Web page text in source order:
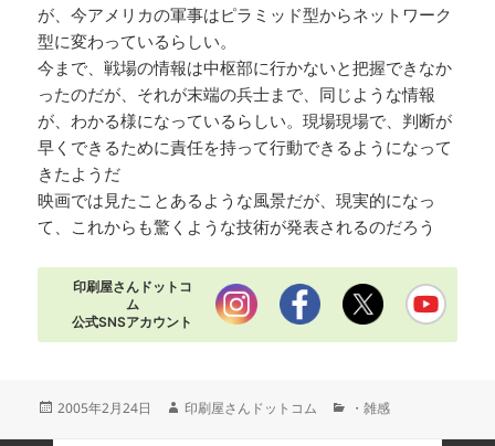
が、今アメリカの軍事はピラミッド型からネットワーク
型に変わっているらしい。
今まで、戦場の情報は中枢部に行かないと把握できなか
ったのだが、それが末端の兵士まで、同じような情報
が、わかる様になっているらしい。現場現場で、判断が
早くできるために責任を持って行動できるようになって
きたようだ
映画では見たことあるような風景だが、現実的になっ
て、これからも驚くような技術が発表されるのだろう
印刷屋さんドットコ
ム
公式SNSアカウント
投
2005年2月24日
作
印刷屋さんドットコム
カ・雑感